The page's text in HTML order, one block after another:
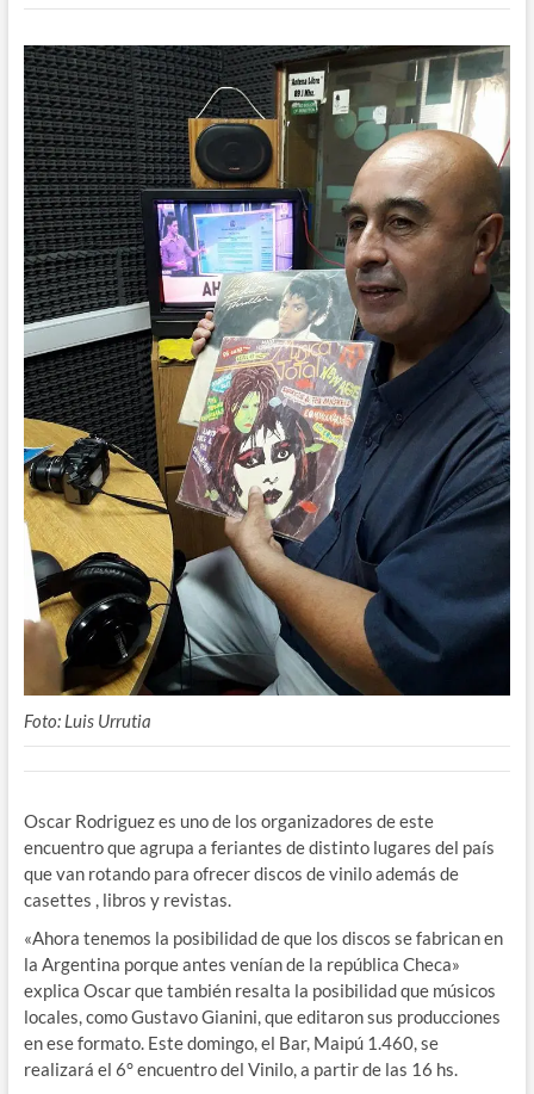
Foto: Luis Urrutia
Oscar Rodriguez es uno de los organizadores de este
encuentro que agrupa a feriantes de distinto lugares del país
que van rotando para ofrecer discos de vinilo además de
casettes , libros y revistas.
«Ahora tenemos la posibilidad de que los discos se fabrican en
la Argentina porque antes venían de la república Checa»
explica Oscar que también resalta la posibilidad que músicos
locales, como Gustavo Gianini, que editaron sus producciones
en ese formato. Este domingo, el Bar, Maipú 1.460, se
realizará el 6° encuentro del Vinilo, a partir de las 16 hs.